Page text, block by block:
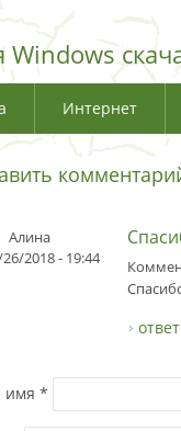
Интернет
Алина
2018 - 19:44
имя *